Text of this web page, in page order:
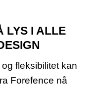
LYS I ALLE
fleksibilitet kan
Forefence nå